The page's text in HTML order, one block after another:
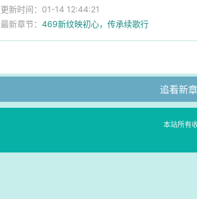
更新时间：01-14 12:44:21
最新章节：469新纹映初心，传承续歌行
追看新
本站所有